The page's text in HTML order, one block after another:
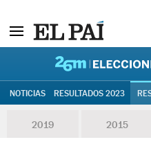
NOTICIAS RESULTADOS 2023
2019 2015